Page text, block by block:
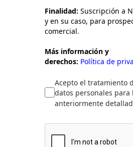
Finalidad: Suscripción a
y en su caso, para
comercial.
Más información y
derechos: Política de
Acepto el tratamiento
datos personales para
anteriormente